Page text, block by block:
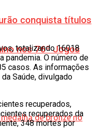
conquista títulos
nos 76º Jogos
totalizando 16018
pandemia. O número de
casos. As informações
Saúde, divulgado
recuperados,
recuperados da
348 mortes por